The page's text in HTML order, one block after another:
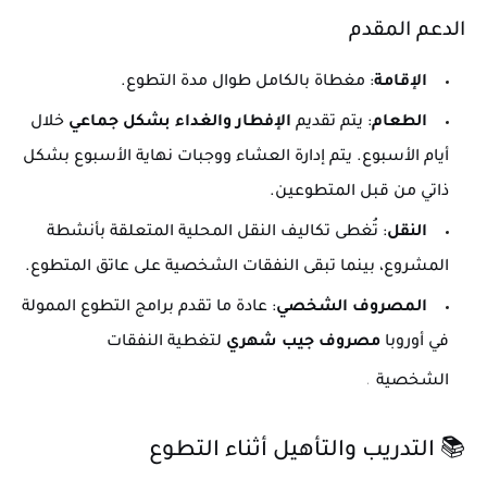
الدعم المقدم
الإقامة: مغطاة بالكامل طوال مدة التطوع.
الطعام: يتم تقديم الإفطار والغداء بشكل جماعي خلال
أيام الأسبوع. يتم إدارة العشاء ووجبات نهاية الأسبوع بشكل
ذاتي من قبل المتطوعين.
النقل: تُغطى تكاليف النقل المحلية المتعلقة بأنشطة
المشروع، بينما تبقى النفقات الشخصية على عاتق المتطوع.
المصروف الشخصي: عادة ما تقدم برامج التطوع الممولة
في أوروبا مصروف جيب شهري لتغطية النفقات
الشخصية .
📚 التدريب والتأهيل أثناء التطوع